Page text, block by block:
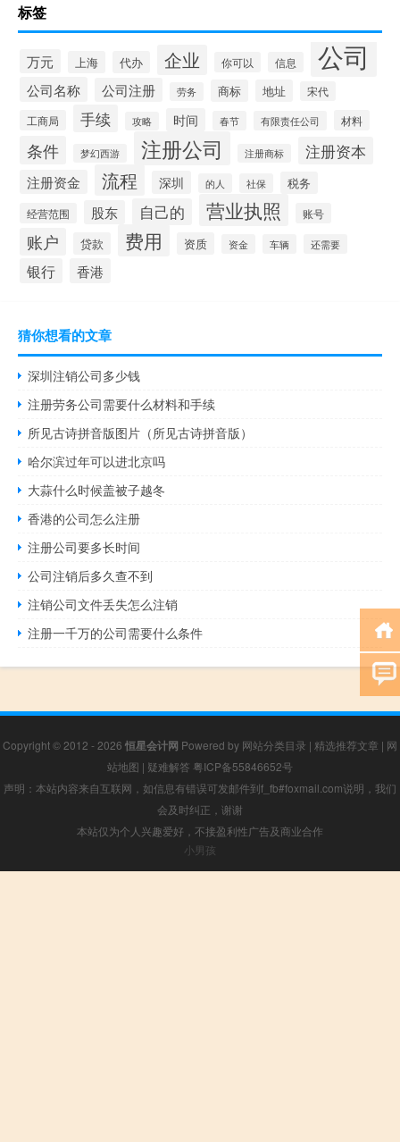
标签
万元 上海 代办 企业 你可以 信息 公司
公司名称 公司注册 劳务 商标 地址 宋代
工商局 手续 攻略 时间 春节 有限责任公司 材料
条件 梦幻西游 注册公司 注册商标 注册资本
注册资金 流程 深圳 的人 社保 税务
经营范围 股东 自己的 营业执照 账号
账户 贷款 费用 资质 资金 车辆 还需要
银行 香港
猜你想看的文章
深圳注销公司多少钱
注册劳务公司需要什么材料和手续
所见古诗拼音版图片（所见古诗拼音版）
哈尔滨过年可以进北京吗
大蒜什么时候盖被子越冬
香港的公司怎么注册
注册公司要多长时间
公司注销后多久查不到
注销公司文件丢失怎么注销
注册一千万的公司需要什么条件
Copyright © 2012 - 2026 恒星会计网 Powered by 网站分类目录 | 精选推荐文章 | 网
站地图 | 疑难解答 粤ICP备55846652号
声明：本站内容来自互联网，如信息有错误可发邮件到f_fb#foxmail.com说明，我们
会及时纠正，谢谢
本站仅为个人兴趣爱好，不接盈利性广告及商业合作
小男孩